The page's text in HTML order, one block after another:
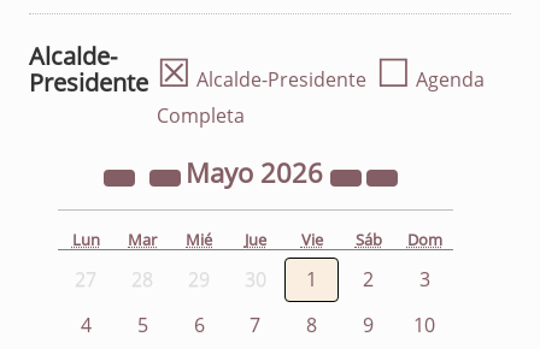
Alcalde-
Presidente ☒ Alcalde-Presidente ☐ Agenda
Completa
Mayo 2026
Lun Mar Mié Jue Vie Sáb Dom
27 28 29 30 1 2
3
4
5 6 7 8 9
10